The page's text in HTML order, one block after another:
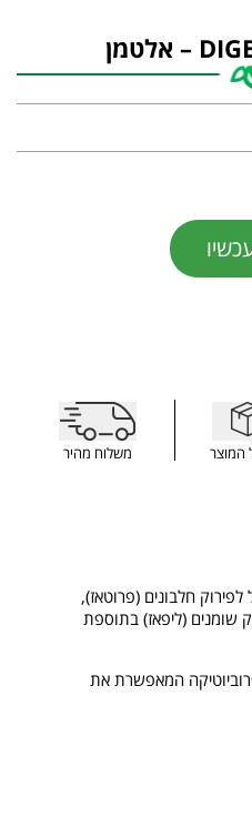
המוצר משלוח מהיר
לפירוק חלבונים (פרוטאז),
שומנים (ליפאז) בתוספת
המאפשרת את